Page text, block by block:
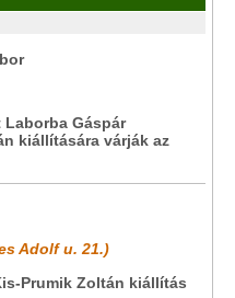
Gáspár
kiállítására várják az
Adolf u. 21.)
Prumik Zoltán kiállítás